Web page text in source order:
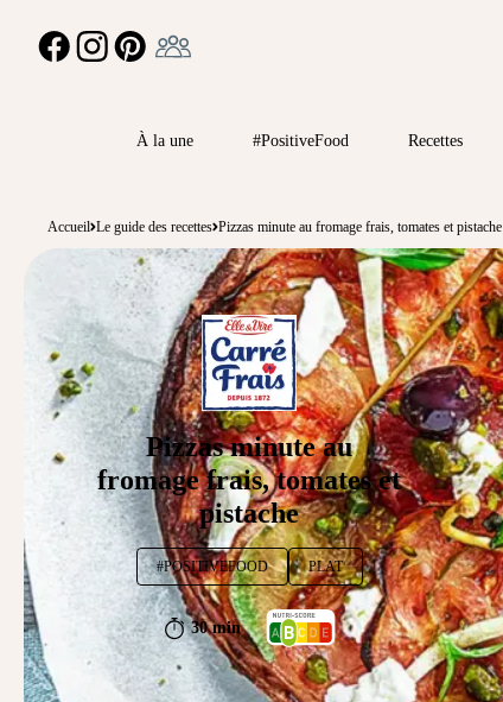
FACEBOOKINSTAGRAMPINTEREST
À la une #PositiveFood Recettes
Accueil Le guide des recettes Pizzas minute au fromage frais, tomates et pistache
Pizzas minute au
fromage frais, tomates et
pistache
#POSITIVEFOOD PLAT
30 min